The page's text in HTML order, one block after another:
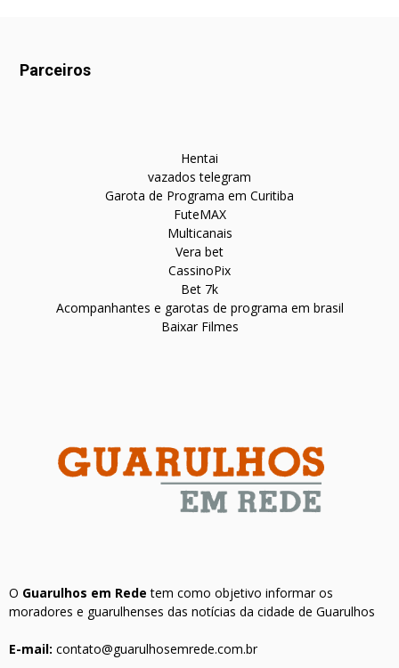
Parceiros
Hentai
vazados telegram
Garota de Programa em Curitiba
FuteMAX
Multicanais
Vera bet
CassinoPix
Bet 7k
Acompanhantes e garotas de programa em brasil
Baixar Filmes
O Guarulhos em Rede tem como objetivo informar os
moradores e guarulhenses das notícias da cidade de Guarulhos
E-mail: contato@guarulhosemrede.com.br